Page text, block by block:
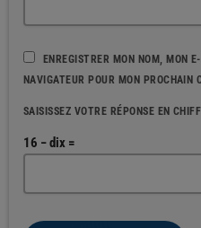
ENREGISTRER MON NOM, MON
NAVIGATEUR POUR MON PROCHAIN
SAISISSEZ VOTRE RÉPONSE EN
16 − dix =